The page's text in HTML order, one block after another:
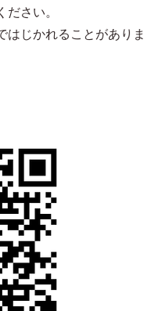
さい。
はじかれることがありま